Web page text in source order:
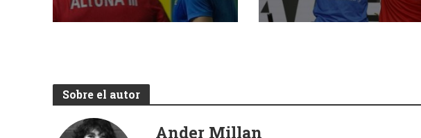
Sobre el autor
Ander Millan